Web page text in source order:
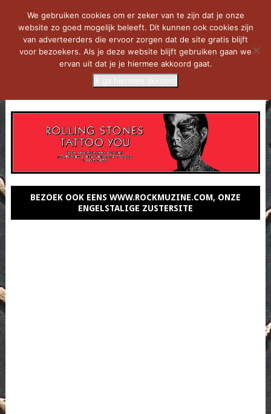
BEZOEK OOK EENS WWW.ROCKMUZINE.COM, ONZE
ENGELSTALIGE ZUSTERSITE
We gebruiken cookies om er zeker van te zijn dat je onze
website zo goed mogelijk beleeft. Dit kunnen ook cookies zijn
van adverteerders die ervoor zorgen dat de site gratis blijft
voor bezoekers. Als je deze website blijft gebruiken gaan we
ervan uit dat je je hiermee akkoord gaat.
Ik ga hiermee akkoord